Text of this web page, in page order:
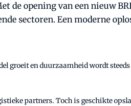
de opening van een nieuw
sectoren. Een moderne
groeit en duurzaamheid wordt steeds
partners. Toch is geschikte